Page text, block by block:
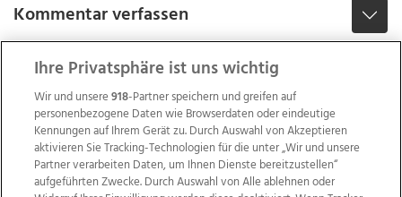
Kommentar verfassen
Ihre Privatsphäre ist uns wichtig
Wir und unsere918-Partner speichern und greifen auf
personenbezogene Daten wie Browserdaten oder eindeutige
Kennungen auf Ihrem Gerät zu. Durch Auswahl von Akzeptieren
aktivieren Sie Tracking-Technologien für die unter „Wir und unsere
Partner verarbeiten Daten, um Ihnen Dienste bereitzustellen“
aufgeführten Zwecke. Durch Auswahl von Alle ablehnen oder